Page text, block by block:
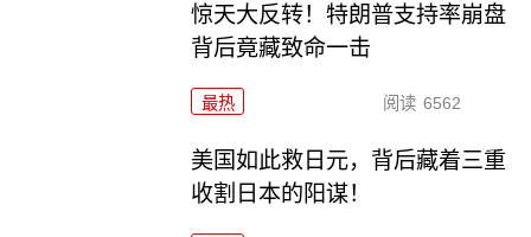
惊天大反转！特朗普支持率崩盘
背后竟藏致命一击
最热 阅读 6562
美国如此救日元，背后藏着三重
收割日本的阳谋！